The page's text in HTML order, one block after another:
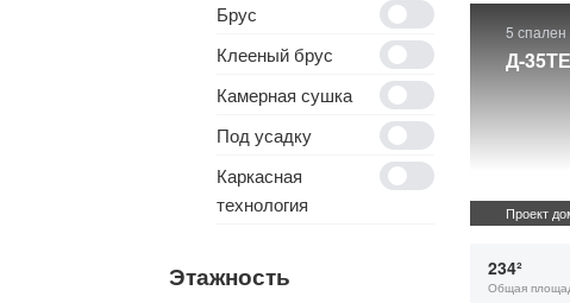
Брус
Клееный брус
Камерная сушка
Под усадку
Каркасная
технология
Этажность
5 спален
Д-35ТЕ
Проект
234²
Общая